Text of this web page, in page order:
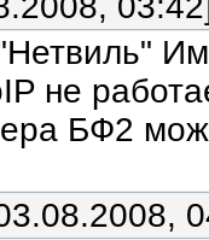
не
БФ2